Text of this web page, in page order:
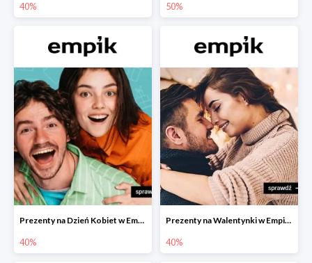
40% 50%
Prezenty na Dzień Kobiet w Empiku do -40%
40%
Prezenty na Walentynki w Empiku do -40%
40%